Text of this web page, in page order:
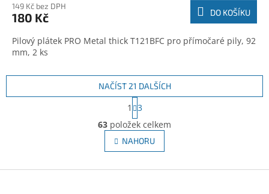
149 Kč bez DPH
180 Kč DO KOŠÍKU
Pilový plátek PRO Metal thick T121BFC pro přímočaré pily, 92
mm, 2 ks
O
v
l
á
NAČÍST 21 DALŠÍCH
S
t
r
á
n
k
v
1
3
63 položek celkem
NAHORU